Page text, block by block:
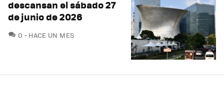
descansan el sábado 27
de junio de 2026
0 COMENTARIOS
HACE UN MES